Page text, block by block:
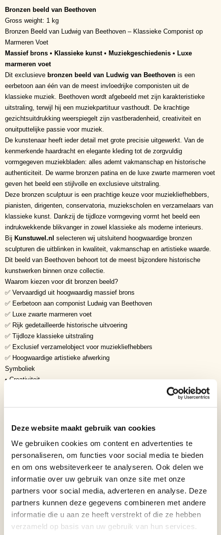
Deze website maakt gebruik van cookies
We gebruiken cookies om content en advertenties te
personaliseren, om functies voor social media te bieden
en om ons websiteverkeer te analyseren. Ook delen we
informatie over uw gebruik van onze site met onze
partners voor social media, adverteren en analyse. Deze
partners kunnen deze gegevens combineren met andere
informatie die u aan ze heeft verstrekt of die ze hebben
verzameld op basis van uw gebruik van hun services.
Bronzen beeld van Beethoven
Gross weight: 1 kg
Bronzen Beeld van Ludwig van Beethoven – Klassieke Componist op
Marmeren Voet
Massief brons • Klassieke kunst • Muziekgeschiedenis • Luxe
marmeren voet
Dit exclusieve bronzen beeld van Ludwig van Beethoven is een
eerbetoon aan één van de meest invloedrijke componisten uit de
klassieke muziek. Beethoven wordt afgebeeld met zijn karakteristieke
uitstraling, terwijl hij een muziekpartituur vasthoudt. De krachtige
gezichtsuitdrukking weerspiegelt zijn vastberadenheid, creativiteit en
onuitputtelijke passie voor muziek.
De kunstenaar heeft ieder detail met grote precisie uitgewerkt. Van de
kenmerkende haardracht en elegante kleding tot de zorgvuldig
vormgegeven muziekbladen: alles ademt vakmanschap en historische
authenticiteit. De warme bronzen patina en de luxe zwarte marmeren voet
geven het beeld een stijlvolle en exclusieve uitstraling.
Deze bronzen sculptuur is een prachtige keuze voor muziekliefhebbers,
pianisten, dirigenten, conservatoria, muziekscholen en verzamelaars van
klassieke kunst. Dankzij de tijdloze vormgeving vormt het beeld een
indrukwekkende blikvanger in zowel klassieke als moderne interieurs.
Bij Kunstuwel.nl selecteren wij uitsluitend hoogwaardige bronzen
sculpturen die uitblinken in kwaliteit, vakmanschap en artistieke waarde.
Dit beeld van Beethoven behoort tot de meest bijzondere historische
kunstwerken binnen onze collectie.
Waarom kiezen voor dit bronzen beeld?
✅ Vervaardigd uit hoogwaardig massief brons
✅ Eerbetoon aan componist Ludwig van Beethoven
✅ Luxe zwarte marmeren voet
✅ Rijk gedetailleerde historische uitvoering
✅ Tijdloze klassieke uitstraling
✅ Exclusief verzamelobject voor muziekliefhebbers
✅ Hoogwaardige artistieke afwerking
Symboliek
• Creativiteit
• Toewijding
• Cultuur
• Tijdloze schoonheid
• Meesterschap
Ludwig van Beethoven staat wereldwijd symbool voor artistieke vrijheid,
doorzettingsvermogen en ongekende muzikale vernieuwing. Ondanks zijn
Perfect voor